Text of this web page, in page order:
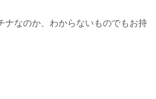
ナなのか、わからないものでもお持